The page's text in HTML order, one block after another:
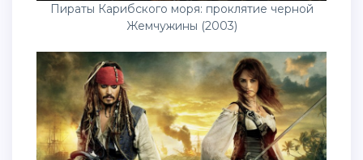
Пираты Карибского моря: проклятие черной
Жемчужины (2003)